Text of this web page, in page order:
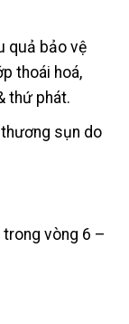
quả bảo vệ
thoái hoá,
thứ phát.
sụn do
trong vòng 6 –